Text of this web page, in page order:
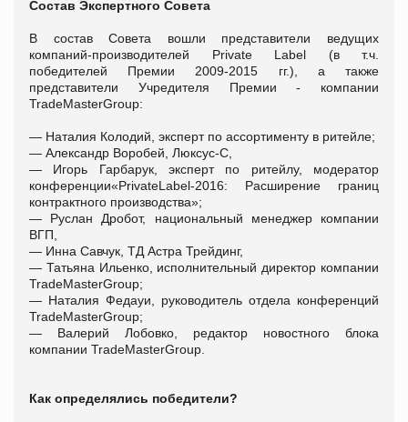
Состав Экспертного Совета
В состав Совета вошли представители ведущих
компаний-производителей Private Label (в т.ч.
победителей Премии 2009-2015 гг.), а также
представители Учредителя Премии - компании
TradeMasterGroup:
— Наталия Колодий, эксперт по ассортименту в ритейле;
— Александр Воробей, Люксус-С,
— Игорь Гарбарук, эксперт по ритейлу, модератор
конференции«PrivateLabel-2016: Расширение границ
контрактного производства»;
— Руслан Дробот, национальный менеджер компании
ВГП,
— Инна Савчук, ТД Астра Трейдинг,
— Татьяна Ильенко, исполнительный директор компании
TradeMasterGroup;
— Наталия Федауи, руководитель отдела конференций
TradeMasterGroup;
— Валерий Лобовко, редактор новостного блока
компании TradeMasterGroup.
Как определялись победители?